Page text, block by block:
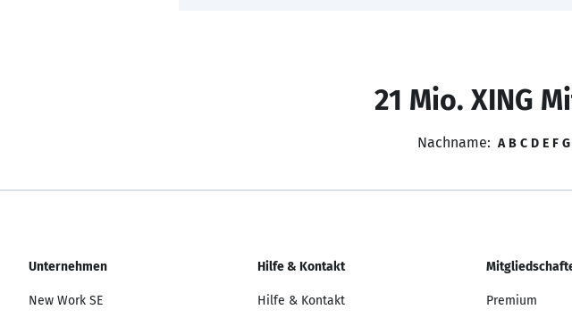
21 Mio. XING
Nachname: A B C D E F G
Unternehmen
New Work SE
Hilfe & Kontakt
Hilfe & Kontakt Premium